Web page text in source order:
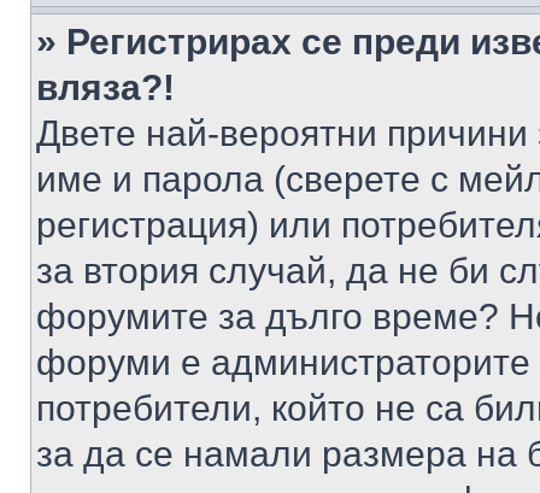
» Регистрирах се преди
вляза?!
Двете най-вероятни
име и парола (сверете с
регистрация) или
за втория случай, да не би
форумите за дълго време?
форуми е администраторите
потребители, който не са
за да се намали размера на